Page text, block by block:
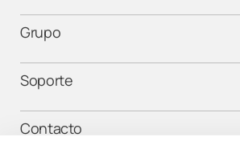
Grupo
Soporte
Contacto